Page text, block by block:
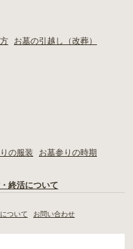
お墓の引越し（改葬）
の服装
お墓参りの時期
終活について
ついて お問い合わせ